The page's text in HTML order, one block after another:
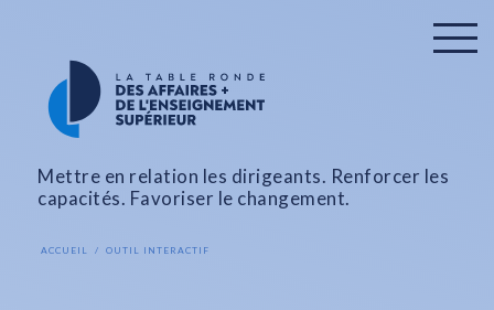
Mettre en relation les dirigeants. Renforcer les
capacités. Favoriser le changement.
ACCUEIL OUTIL INTERACTIF